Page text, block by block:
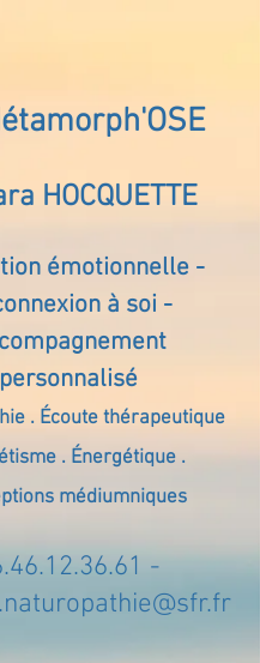
HOCQUETTE
émotionnelle -
à soi -
personnalisé
. Écoute thérapeutique
. Énergétique .
médiumniques
-